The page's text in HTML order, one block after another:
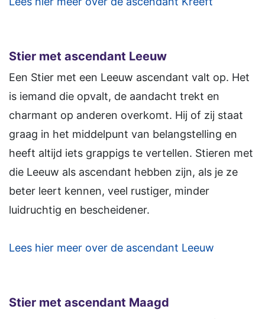
Stier met ascendant Leeuw
Een Stier met een Leeuw ascendant valt op. Het
is iemand die opvalt, de aandacht trekt en
charmant op anderen overkomt. Hij of zij staat
graag in het middelpunt van belangstelling en
heeft altijd iets grappigs te vertellen. Stieren met
die Leeuw als ascendant hebben zijn, als je ze
beter leert kennen, veel rustiger, minder
luidruchtig en bescheidener.
Lees hier meer over de ascendant Leeuw
Stier met ascendant Maagd